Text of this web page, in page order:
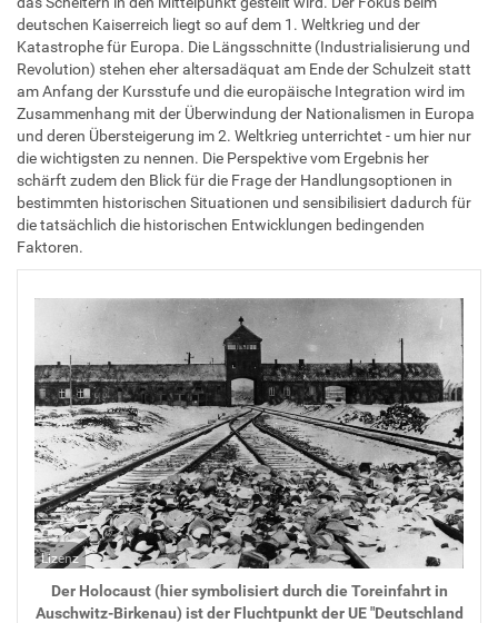
deutschen Kaiserreich liegt so auf dem 1. Weltkrieg und der
Katastrophe für Europa. Die Längsschnitte (Industrialisierung und
Revolution) stehen eher altersadäquat am Ende der Schulzeit statt
am Anfang der Kursstufe und die europäische Integration wird im
Zusammenhang mit der Überwindung der Nationalismen in Europa
und deren Übersteigerung im 2. Weltkrieg unterrichtet - um hier nur
die wichtigsten zu nennen. Die Perspektive vom Ergebnis her
schärft zudem den Blick für die Frage der Handlungsoptionen in
bestimmten historischen Situationen und sensibilisiert dadurch für
die tatsächlich die historischen Entwicklungen bedingenden
Faktoren.
Lizenz
Der Holocaust (hier symbolisiert durch die Toreinfahrt in
Auschwitz-Birkenau) ist der Fluchtpunkt der UE "Deutschland